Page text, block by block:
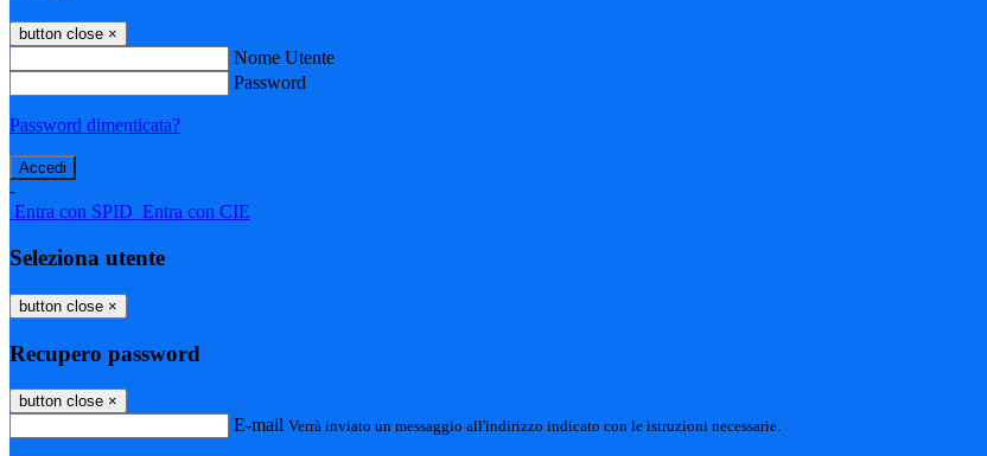
button close ×
Nome Utente
Password
Password dimenticata?
-
Entra con SPID Entra con CIE
Seleziona utente
button close ×
Recupero password
button close ×
E-mail Verrà inviato un messaggio all'indirizzo indicato con le istruzioni necessarie.